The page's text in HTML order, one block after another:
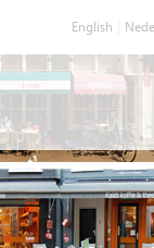
English